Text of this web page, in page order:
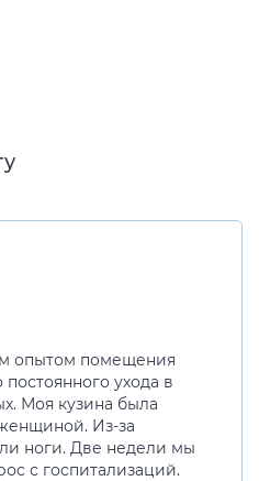
опытом помещения
ухода в
Моя кузина была
Из-за
ноги. Две недели мы
с госпитализаций.